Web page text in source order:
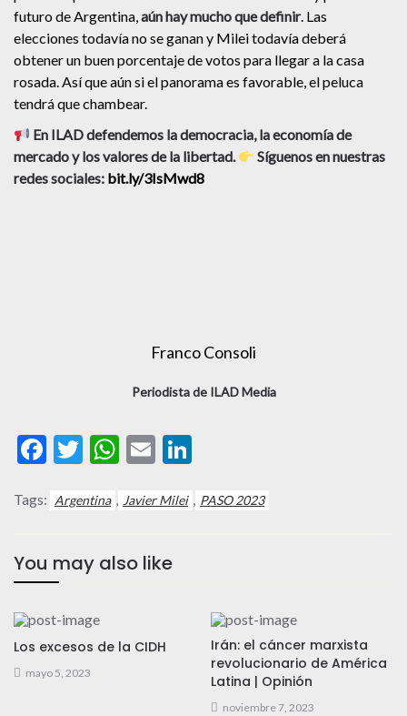
futuro de Argentina,aún hay mucho que definir. Las
elecciones todavía no se ganan y Milei todavía deberá
obtener un buen porcentaje de votos para llegar a la casa
rosada. Así que aún si el panorama es favorable, el peluca
tendrá que chambear.
En ILAD defendemos la democracia, la economía de
mercado y los valores de la libertad.
Síguenos en nuestras
redes sociales: bit.ly/3IsMwd8
Franco Consoli
Periodista de ILAD Media
Facebook
Twitter
WhatsApp
Email
Tags: Argentina , Javier Milei , PASO 2023
You may also like
Los excesos de la CIDH
mayo 5, 2023
Irán: el cáncer marxista
revolucionario de América
Latina | Opinión
noviembre 7, 2023